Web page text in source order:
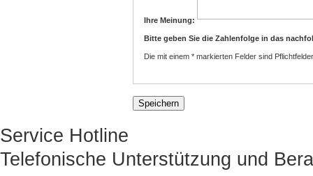
Ihre Meinung:
Bitte geben Sie die Zahlenfolge in das
Die mit einem * markierten Felder sind
Service Hotline
Telefonische Unterstützung und